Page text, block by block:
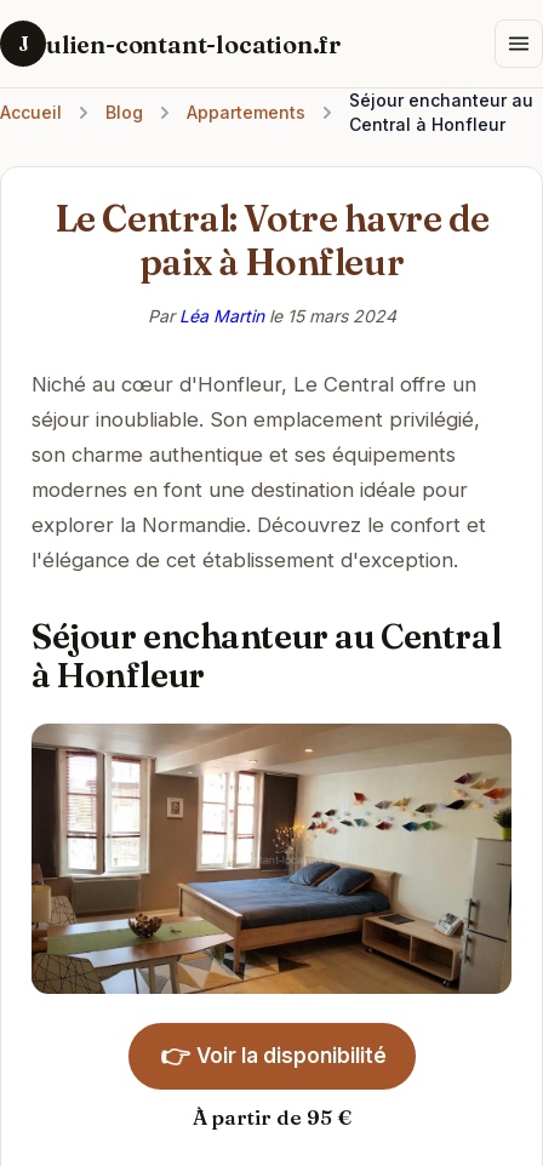
J ulien-contant-location.fr
Accueil Blog Appartements
Séjour enchanteur au
Central à Honfleur
Le Central: Votre havre de
paix à Honfleur
ParLéa Martinle 15 mars 2024
Niché au cœur d'Honfleur, Le Central offre un
séjour inoubliable. Son emplacement privilégié,
son charme authentique et ses équipements
modernes en font une destination idéale pour
explorer la Normandie. Découvrez le confort et
l'élégance de cet établissement d'exception.
Séjour enchanteur au Central
à Honfleur
👉 Voir la disponibilité
À partir de 95 €